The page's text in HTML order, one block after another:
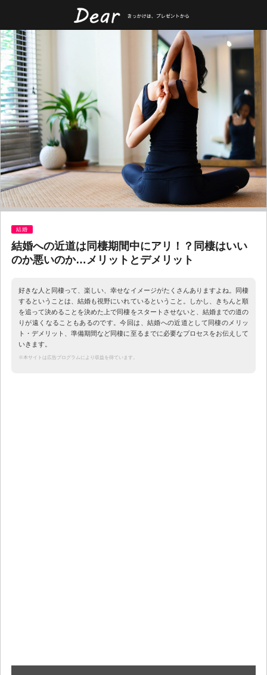
結婚
結婚への近道は同棲期間中にアリ！？同棲はいい
のか悪いのか…メリットとデメリット
好きな人と同棲って、楽しい、幸せなイメージがたくさんありますよね。同棲
するということは、結婚も視野にいれているということ。しかし、きちんと順
を追って決めることを決めた上で同棲をスタートさせないと、結婚までの道の
りが遠くなることもあるのです。今回は、結婚への近道として同棲のメリッ
ト・デメリット、準備期間など同棲に至るまでに必要なプロセスをお伝えして
いきます。
※本サイトは広告プログラムにより収益を得ています。